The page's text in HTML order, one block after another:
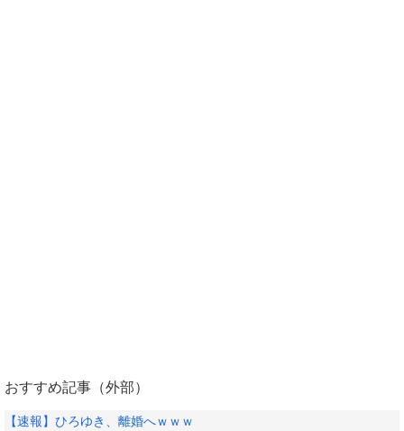
おすすめ記事（外部）
【速報】ひろゆき、離婚へｗｗｗ